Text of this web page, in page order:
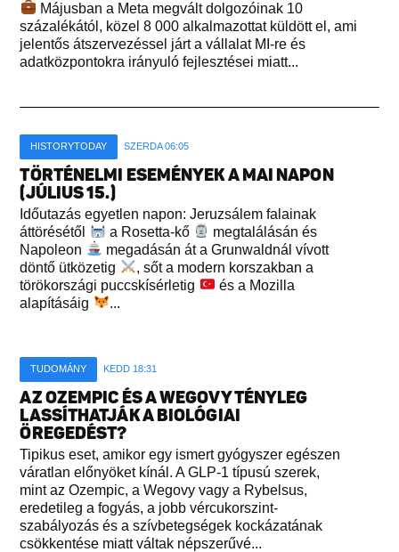
Májusban a Meta megvált dolgozóinak 10
százalékától, közel 8 000 alkalmazottat küldött el, ami
jelentős átszervezéssel járt a vállalat MI-re és
adatközpontokra irányuló fejlesztései miatt...
HISTORYTODAY SZERDA 06:05
TÖRTÉNELMI ESEMÉNYEK A MAI NAPON
(JÚLIUS 15.)
Időutazás egyetlen napon: Jeruzsálem falainak
áttörésétől
a Rosetta-kő
megtalálásán és
Napoleon
megadásán át a Grunwaldnál vívott
döntő ütközetig
, sőt a modern korszakban a
törökországi puccskísérletig
és a Mozilla
alapításáig
...
TUDOMÁNY KEDD 18:31
AZ OZEMPIC ÉS A WEGOVY TÉNYLEG
LASSÍTHATJÁK A BIOLÓGIAI
ÖREGEDÉST?
Tipikus eset, amikor egy ismert gyógyszer egészen
váratlan előnyöket kínál. A GLP-1 típusú szerek,
mint az Ozempic, a Wegovy vagy a Rybelsus,
eredetileg a fogyás, a jobb vércukorszint-
szabályozás és a szívbetegségek kockázatának
csökkentése miatt váltak népszerűvé...